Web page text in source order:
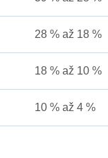
28 % až 18 %
18 % až 10 %
10 % až 4 %